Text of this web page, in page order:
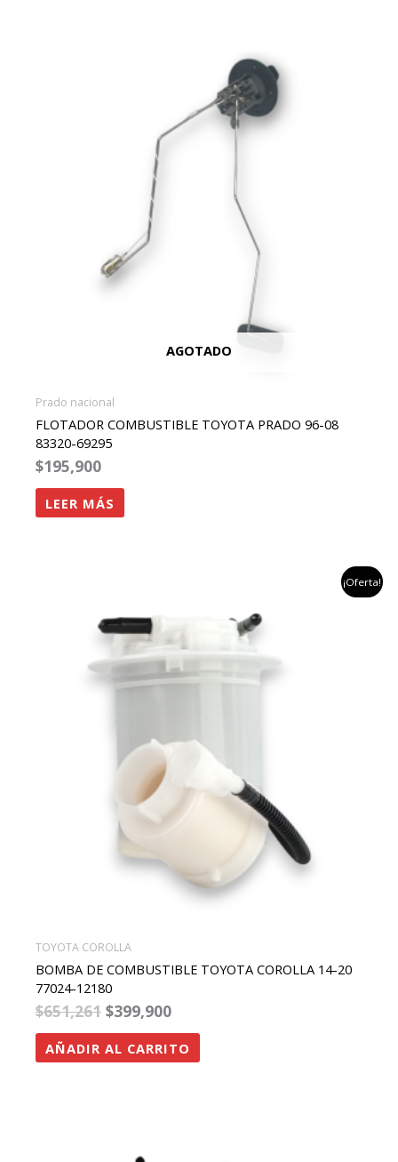
AGOTADO
Prado nacional
FLOTADOR COMBUSTIBLE TOYOTA PRADO 96-08
83320-69295
$195,900
LEER MÁS
¡Oferta!
TOYOTA COROLLA
BOMBA DE COMBUSTIBLE TOYOTA COROLLA 14-20
77024-12180
$651,261
era:
$651,261.
$399,900
es:
$399,900.
AÑADIR AL CARRITO